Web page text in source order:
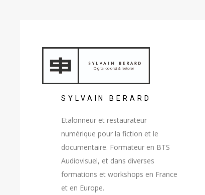
SYLVAIN BERARD
Etalonneur et restaurateur
numérique pour la fiction et le
documentaire. Formateur en BTS
Audiovisuel, et dans diverses
formations et workshops en France
et en Europe.